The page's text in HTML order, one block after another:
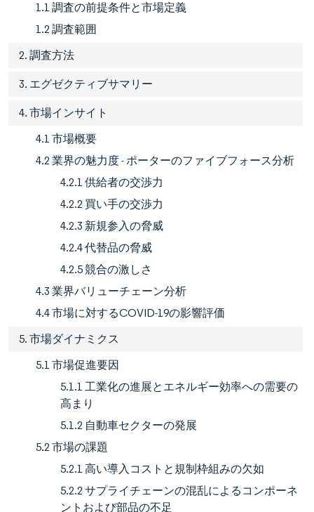
1.1 調査の前提条件と市場定義
1.2 調査範囲
2. 調査方法
3. エグゼクティブサマリー
4. 市場インサイト
4.1 市場概要
4.2 業界の魅力度 - ポーターのファイブフォース分析
4.2.1 供給者の交渉力
4.2.2 買い手の交渉力
4.2.3 新規参入の脅威
4.2.4 代替品の脅威
4.2.5 競合の激しさ
4.3 業界バリューチェーン分析
4.4 市場に対するCOVID-19の影響評価
5. 市場ダイナミクス
5.1 市場促進要因
5.1.1 工業化の進展とエネルギー効率への需要の
高まり
5.1.2 自動車セクターの発展
5.2 市場の課題
5.2.1 高い導入コストと規制枠組みの欠如
5.2.2 サプライチェーンの混乱によるコンポーネ
ントおよび部品の不足